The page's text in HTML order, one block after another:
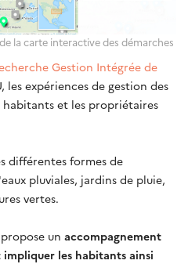
la carte interactive des démarches
Gestion Intégrée de
les expériences de gestion des
habitants et les propriétaires
différentes formes de
pluviales, jardins de pluie,
vertes.
un accompagnement
impliquer les habitants ainsi